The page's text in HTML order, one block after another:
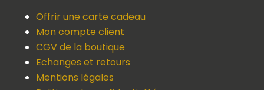
Offrir une carte cadeau
Mon compte client
CGV de la boutique
Echanges et retours
Mentions légales